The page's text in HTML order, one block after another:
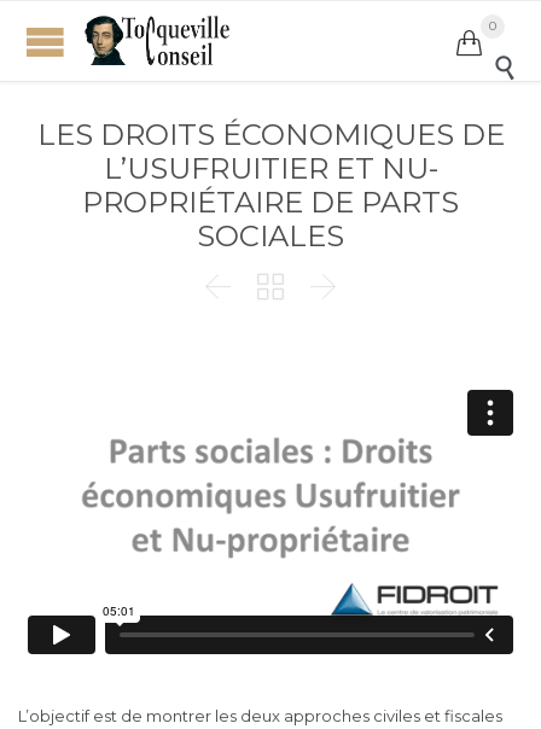

0

LES DROITS ÉCONOMIQUES DE
L’USUFRUITIER ET NU-
PROPRIÉTAIRE DE PARTS
SOCIALES
  
L’objectif est de montrer les deux approches civiles et fiscales